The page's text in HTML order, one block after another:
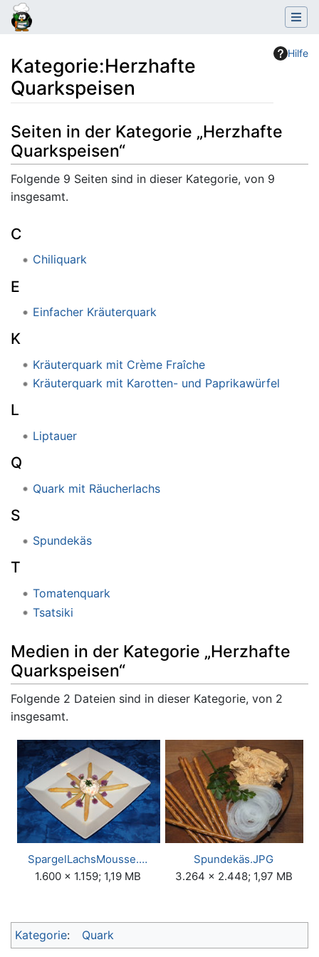
Hilfe
Kategorie:Herzhafte
Quarkspeisen
Wechseln zu: Navigation
Seiten in der Kategorie „Herzhafte
Quarkspeisen“
Folgende 9 Seiten sind in dieser Kategorie, von 9
insgesamt.
C
Chiliquark
E
Einfacher Kräuterquark
K
Kräuterquark mit Crème Fraîche
Kräuterquark mit Karotten- und Paprikawürfel
L
Liptauer
Q
Quark mit Räucherlachs
S
Spundekäs
T
Tomatenquark
Tsatsiki
Medien in der Kategorie „Herzhafte
Quarkspeisen“
Folgende 2 Dateien sind in dieser Kategorie, von 2
insgesamt.
SpargelLachsMousse.…
1.600 × 1.159; 1,19 MB
Spundekäs.JPG
3.264 × 2.448; 1,97 MB
Kategorie: Quark